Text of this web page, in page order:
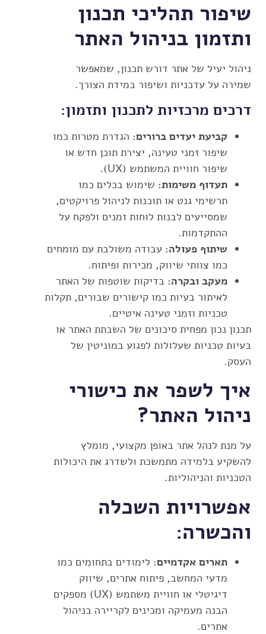
שיפור תהליכי תכנון
ותזמון בניהול האתר
ניהול יעיל של אתר דורש תכנון, שמאפשר
שמירה על עדכניות ושיפור במידת הצורך.
דרכים מרכזיות לתכנון ותזמון:
קביעת יעדים ברורים: הגדרת מטרות כמו
שיפור זמני טעינה, יצירת תוכן חדש או
שיפור חוויית המשתמש (UX).
תעדוף משימות: שימוש בכלים כמו
תרשימי גנט או תוכנות לניהול פרויקטים,
שמסייעים לבנות לוחות זמנים ולפקח על
ההתקדמות.
שיתוף פעולה: עבודה משולבת עם מומחים
כמו צוותי שיווק, מכירות ופיתוח.
מעקב ובקרה: בדיקות שוטפות של האתר
לאיתור בעיות כמו קישורים שבורים, תקלות
טכניות וזמני טעינה איטיים.
תכנון נכון מפחית סיכונים של השבתת האתר או
בעיות טכניות שעלולות לפגוע במוניטין של
העסק.
איך לשפר את כישורי
ניהול האתר?
על מנת לנהל אתר באופן מקצועי, מומלץ
להשקיע בלמידה מתמשכת ולשדרג את היכולות
הטכניות והניהוליות.
אפשרויות השכלה
והכשרה:
תארים אקדמיים: לימודים בתחומים כמו
מדעי המחשב, פיתוח אתרים, שיווק
דיגיטלי או חוויית משתמש (UX) מספקים
הבנה מעמיקה ומכינים לקריירה בניהול
אתרים.